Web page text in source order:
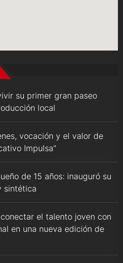
su primer gran paseo
local
vocación y el valor de
Impulsa”
de 15 años: inauguró su
sintética
el talento joven con
en una nueva edición de